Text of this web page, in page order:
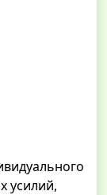
усилий,